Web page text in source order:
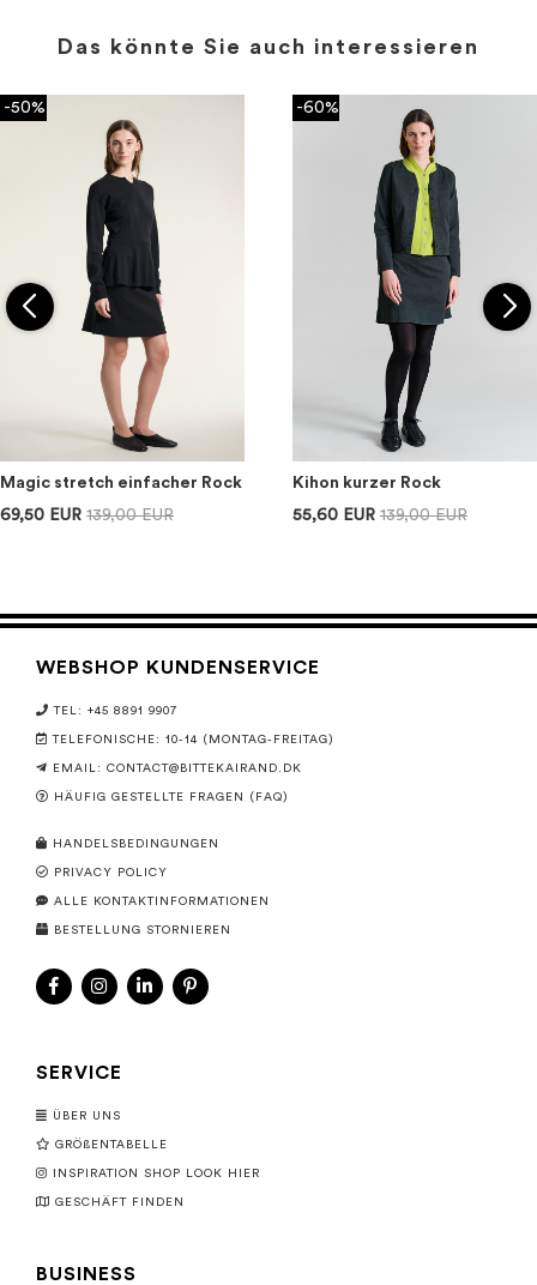
Das könnte Sie auch interessieren
-50%
Magic stretch einfacher Rock
69,50 EUR 139,00 EUR
-60%
Kihon kurzer Rock
55,60 EUR 139,00 EUR
WEBSHOP KUNDENSERVICE
TEL: +45 8891 9907
TELEFONISCHE: 10-14 (MONTAG-FREITAG)
EMAIL: CONTACT@BITTEKAIRAND.DK
HÄUFIG GESTELLTE FRAGEN (FAQ)
HANDELSBEDINGUNGEN
PRIVACY POLICY
ALLE KONTAKTINFORMATIONEN
BESTELLUNG STORNIEREN
SERVICE
ÜBER UNS
GRÖßENTABELLE
INSPIRATION SHOP LOOK HIER
GESCHÄFT FINDEN
BUSINESS